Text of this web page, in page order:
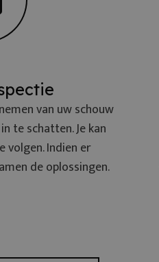
van uw schouw
te schatten. Je kan
volgen. Indien er
de oplossingen.